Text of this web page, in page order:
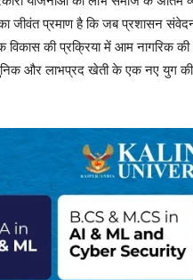
जीवंत प्रमाण है कि जब प्रशासन
की प्रक्रिया में आम नागरिक की
और लाभप्रद खेती के एक नए युग